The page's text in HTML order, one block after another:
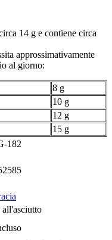
14 g e contiene circa
approssimativamente
al giorno:
8 g
10 g
12 g
15 g
182
all'asciutto